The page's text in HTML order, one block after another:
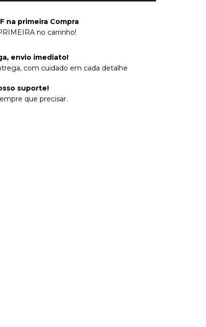
na primeira Compra
no carrinho!
envio imediato!
com cuidado em cada detalhe
suporte!
que precisar.